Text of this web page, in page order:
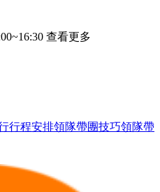
查看更多
行程安排領隊帶團技巧領隊帶